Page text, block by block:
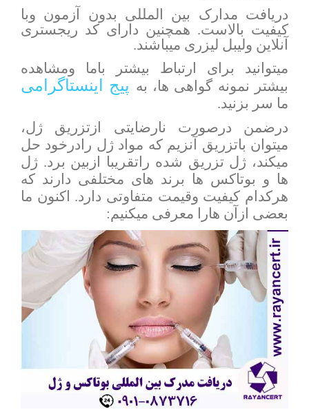
دریافت مدارک بین المللی بدون آزمون وبا
کیفیت بالاست. همچنین دارای کد ریجستری
آنلاین ولیبل لیزری میباشند.
میتوانید برای ارتباط بیشتر باما ومشاهده
بیشتر نمونه گواهی ها، به پیج اینستاگرامی
ما سر بزنید.
درضمن درصورت نارضایتی ازتزریق ژل،
میتوان باتزریق آنزیم که مواد ژل رادرخود حل
میکند، ژل تزریق شده راتقریبا ازبین برد. ژل
ها و بوتاکس ها برند های مختلفی دارند که
هرکدام کیفیت وقیمت متفاوتی دارد. اکنون ما
بعضی ازآن هارا معرفی میکنیم: